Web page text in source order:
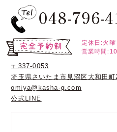
048-796-
定休日:火曜
営業時間
〒337-0053
埼玉県さいたま市見沼区大和田
omiya@kasha-g.com
公式LINE